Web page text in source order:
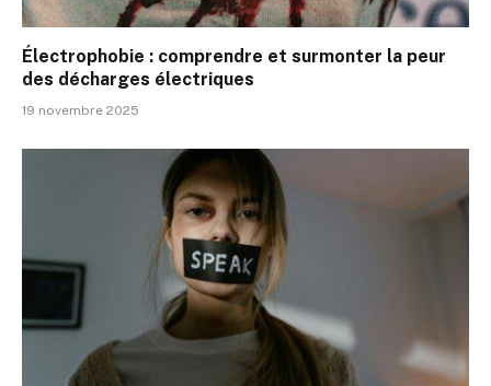
Électrophobie : comprendre et surmonter la peur
des décharges électriques
19 novembre 2025